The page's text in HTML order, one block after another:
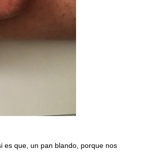
es que, un pan blando, porque nos